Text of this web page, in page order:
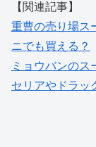
【関連記事】
重曹の売り場ス
ニでも買える？
ミョウバンの
セリアやドラッ